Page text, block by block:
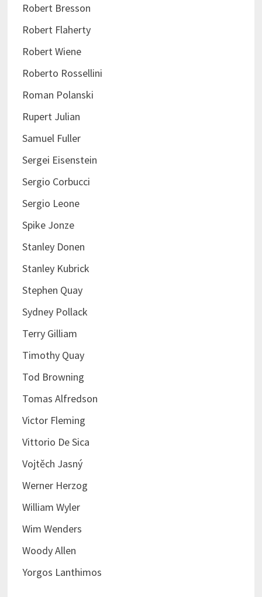
Robert Bresson
Robert Flaherty
Robert Wiene
Roberto Rossellini
Roman Polanski
Rupert Julian
Samuel Fuller
Sergei Eisenstein
Sergio Corbucci
Sergio Leone
Spike Jonze
Stanley Donen
Stanley Kubrick
Stephen Quay
Sydney Pollack
Terry Gilliam
Timothy Quay
Tod Browning
Tomas Alfredson
Victor Fleming
Vittorio De Sica
Vojtěch Jasný
Werner Herzog
William Wyler
Wim Wenders
Woody Allen
Yorgos Lanthimos